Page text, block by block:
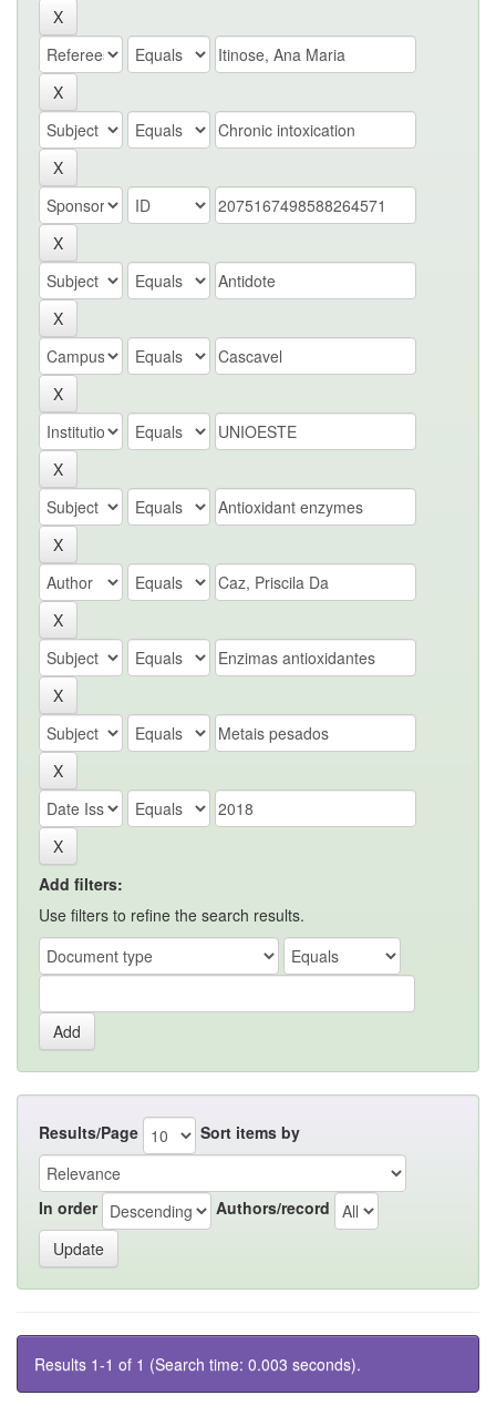
Add filters:
Use filters to refine the search results.
Results/Page Sort items by
In order Authors/record
Results 1-1 of 1 (Search time: 0.003 seconds).